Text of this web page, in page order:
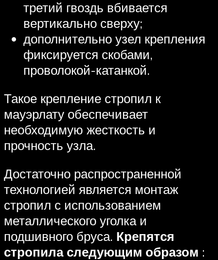
третий гвоздь вбивается
вертикально сверху;
дополнительно узел крепления
фиксируется скобами,
проволокой-катанкой.
Такое крепление стропил к
мауэрлату обеспечивает
необходимую жесткость и
прочность узла.
Достаточно распространенной
технологией является монтаж
стропил с использованием
металлического уголка и
подшивного бруса. Крепятся
стропила следующим образом :